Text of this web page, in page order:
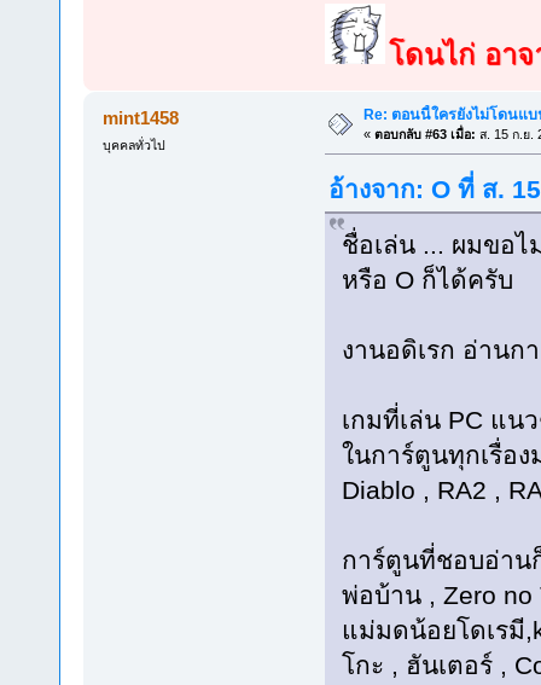
โดนไก่ อา
mint1458
บุคคลทั่วไป
Re: ตอนนี้ใครยังไม่โดนแ
« ตอบกลับ #63 เมื่อ: ส. 15 ก.ย.
อ้างจาก: O ที่ ส.
ชื่อเล่น ... ผมขอ
หรือ O ก็ได้ครับ
งานอดิเรก อ่านก
เกมที่เล่น PC แน
ในการ์ตูนทุกเรื่อ
Diablo , RA2 ,
การ์ตูนที่ชอบอ่าน
พ่อบ้าน , Zero no
แม่มดน้อยโดเรมี
โกะ , ฮันเตอร์ ,